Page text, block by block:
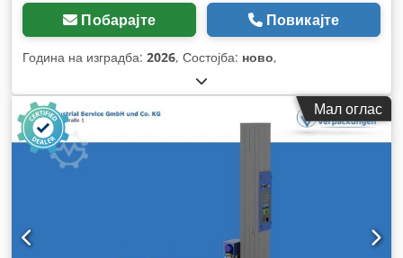
Побарајте Повикајте
Година на изградба: 2026, Состојба: ново,
Мал оглас